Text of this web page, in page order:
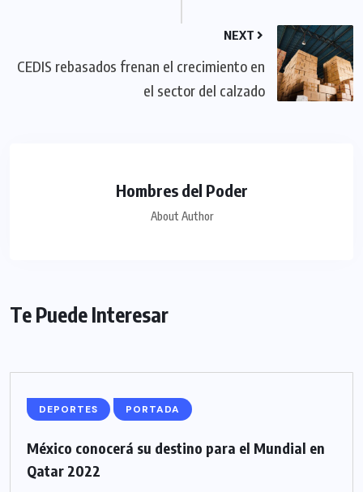
NEXT
CEDIS rebasados frenan el crecimiento en
el sector del calzado
Hombres del Poder
About Author
Te Puede Interesar
DEPORTES PORTADA
México conocerá su destino para el Mundial en
Qatar 2022